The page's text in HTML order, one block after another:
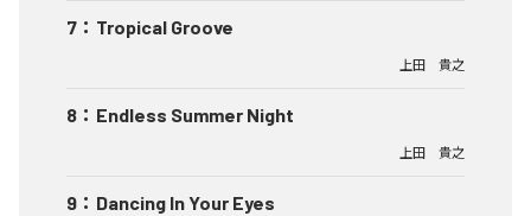
7 ： Tropical Groove
上田 貴之
8 ： Endless Summer Night
上田 貴之
9 ： Dancing In Your Eyes